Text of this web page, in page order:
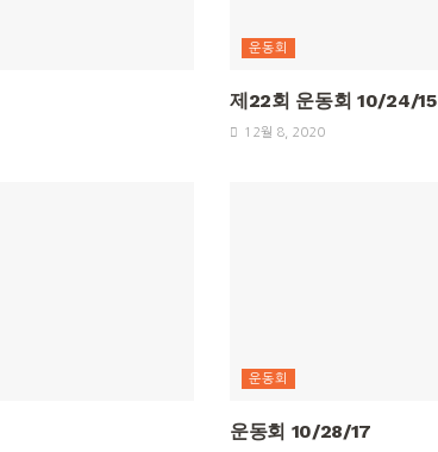
운동회
제22회 운동회 10/24/15
12월 8, 2020
운동회
운동회 10/28/17